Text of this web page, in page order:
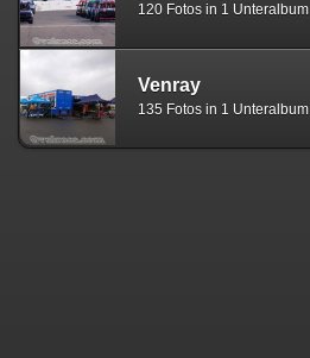
120 Fotos in 1 Unteralbum
Venray
135 Fotos in 1 Unteralbum